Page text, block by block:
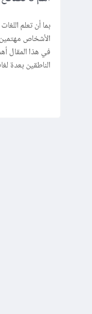
مركز المساعدة
بما أن تعلم
الأشخاص مهتمين
في هذا المقال
الناطقين بعدة